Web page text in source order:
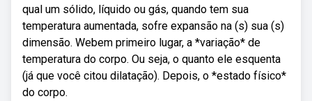
qual um sólido, líquido ou gás, quando tem sua
temperatura aumentada, sofre expansão na (s) sua (s)
dimensão. Webem primeiro lugar, a *variação* de
temperatura do corpo. Ou seja, o quanto ele esquenta
(já que você citou dilatação). Depois, o *estado físico*
do corpo.